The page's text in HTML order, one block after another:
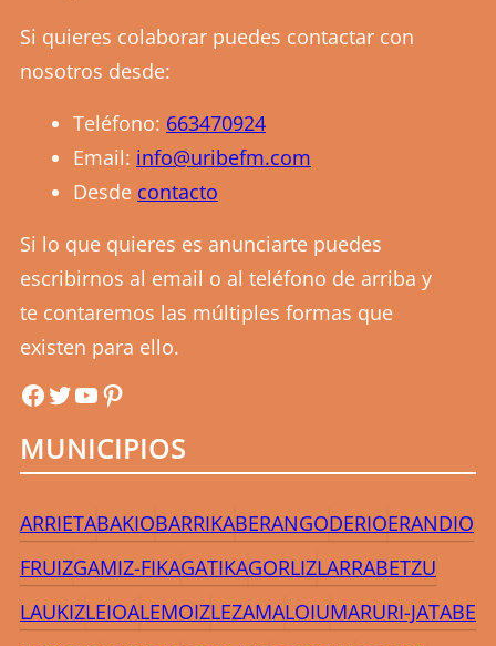
Si quieres colaborar puedes contactar con
nosotros desde:
Teléfono: 663470924
Email: info@uribefm.com
Desde contacto
Si lo que quieres es anunciarte puedes
escribirnos al email o al teléfono de arriba y
te contaremos las múltiples formas que
existen para ello.
uribefmuribefmYouTube Pinterest
MUNICIPIOS
ARRIETABAKIOBARRIKABERANGODERIOERANDIO
FRUIZGAMIZ-FIKAGATIKAGORLIZLARRABETZU
LAUKIZLEIOALEMOIZLEZAMALOIUMARURI-JATABE